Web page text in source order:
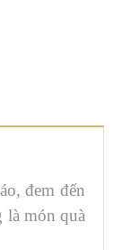
đem đến
món quà